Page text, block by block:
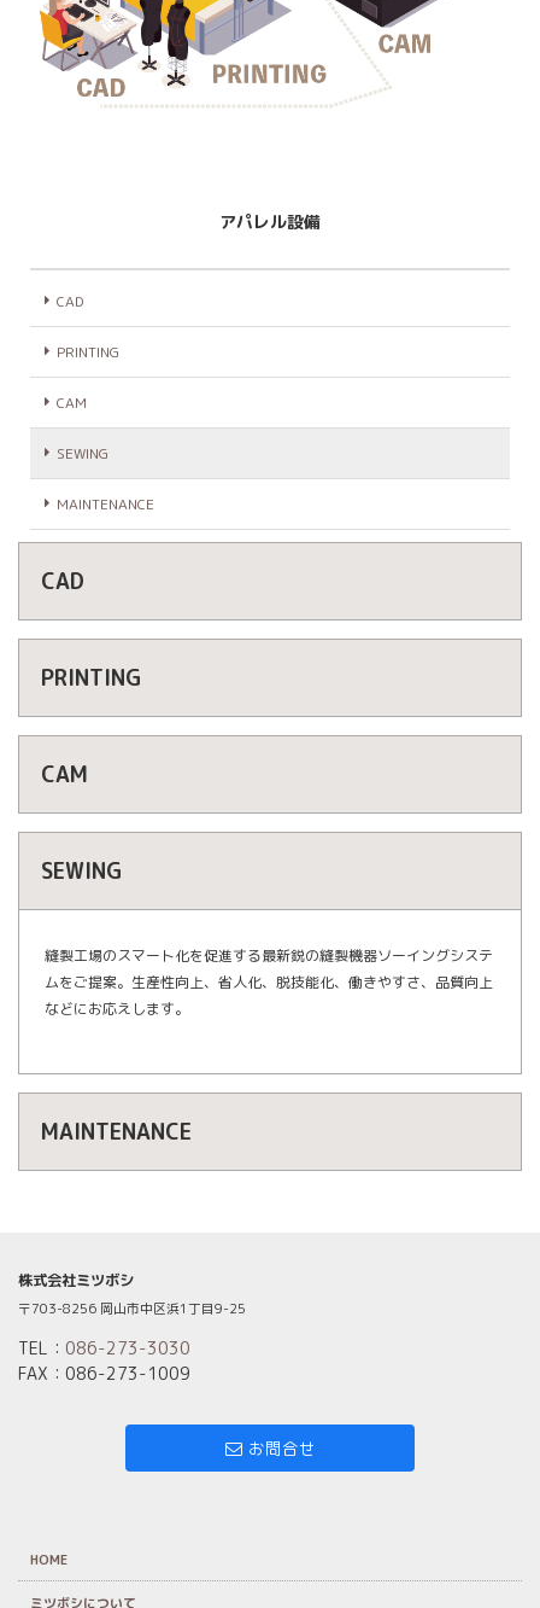
アパレル設備
CAD
PRINTING
CAM
SEWING
MAINTENANCE
CAD
PRINTING
CAM
SEWING
縫製工場のスマート化を促進する最新鋭の縫製機器ソーイングシステ
ムをご提案。生産性向上、省人化、脱技能化、働きやすさ、品質向上
などにお応えします。
MAINTENANCE
株式会社ミツボシ
〒703-8256 岡山市中区浜1丁目9-25
TEL： 086-273-3030
FAX：086-273-1009
お問合せ
HOME
ミツボシについて